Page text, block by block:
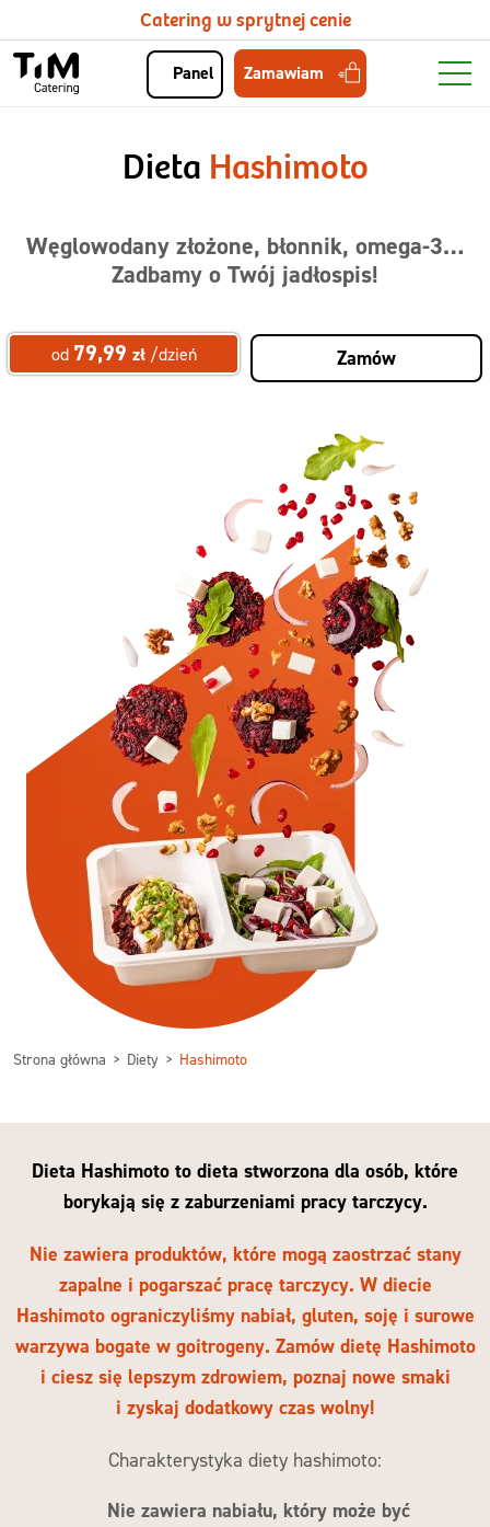
Catering w sprytnej cenie
Panel Zamawiam
Dieta Hashimoto
Węglowodany złożone, błonnik, omega-3…
Zadbamy o Twój jadłospis!
od 79,99 zł/dzień Zamów
Strona główna Diety Hashimoto
Dieta Hashimoto to dieta stworzona dla osób, które
borykają się z zaburzeniami pracy tarczycy.
Nie zawiera produktów, które mogą zaostrzać stany
zapalne i pogarszać pracę tarczycy. W diecie
Hashimoto ograniczyliśmy nabiał, gluten, soję i surowe
warzywa bogate w goitrogeny. Zamów dietę Hashimoto
i ciesz się lepszym zdrowiem, poznaj nowe smaki
i zyskaj dodatkowy czas wolny!
Charakterystyka diety hashimoto:
Nie zawiera nabiału, który może być